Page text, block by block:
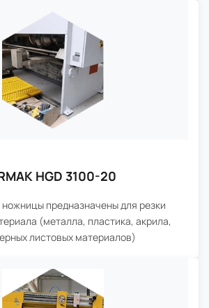
HGD 3100-20
ножницы предназначены для резки
(металла, пластика, акрила,
листовых материалов)